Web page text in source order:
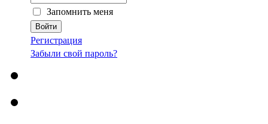
Запомнить меня
Регистрация
Забыли свой пароль?